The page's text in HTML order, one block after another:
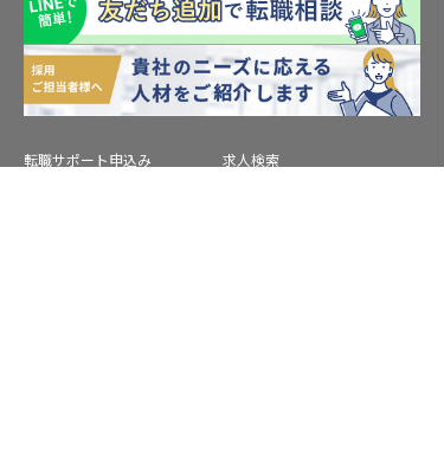
転職サポート申込み
求人検索